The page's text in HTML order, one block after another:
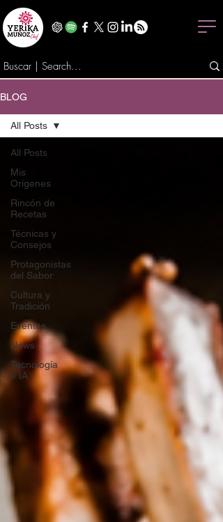
BLOG
All Posts
Mis
Orígenes
Rincón de
Recetas
Técnicas y
Consejos
Protagonistas
del Sabor
Cultura y
Tradición
Eventos
News
Tecnología
e IA
All Posts